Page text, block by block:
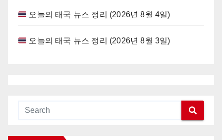
오늘의 태국 뉴스 정리 (2026년 8월 4일)
오늘의 태국 뉴스 정리 (2026년 8월 3일)